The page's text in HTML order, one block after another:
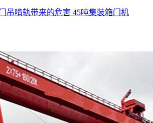
吊啃轨带来的危害 45吨集装箱门机